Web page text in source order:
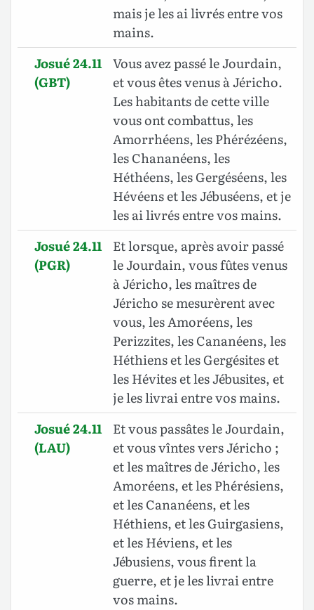
mais je les ai livrés entre vos
mains.
Josué 24.11
(GBT)
Vous avez passé le Jourdain,
et vous êtes venus à Jéricho.
Les habitants de cette ville
vous ont combattus, les
Amorrhéens, les Phérézéens,
les Chananéens, les
Héthéens, les Gergéséens, les
Hévéens et les Jébuséens, et je
les ai livrés entre vos mains.
Josué 24.11
(PGR)
Et lorsque, après avoir passé
le Jourdain, vous fûtes venus
à Jéricho, les maîtres de
Jéricho se mesurèrent avec
vous, les Amoréens, les
Perizzites, les Cananéens, les
Héthiens et les Gergésites et
les Hévites et les Jébusites, et
je les livrai entre vos mains.
Josué 24.11
(LAU)
Et vous passâtes le Jourdain,
et vous vîntes vers Jéricho ;
et les maîtres de Jéricho, les
Amoréens, et les Phérésiens,
et les Cananéens, et les
Héthiens, et les Guirgasiens,
et les Héviens, et les
Jébusiens, vous firent la
guerre, et je les livrai entre
vos mains.